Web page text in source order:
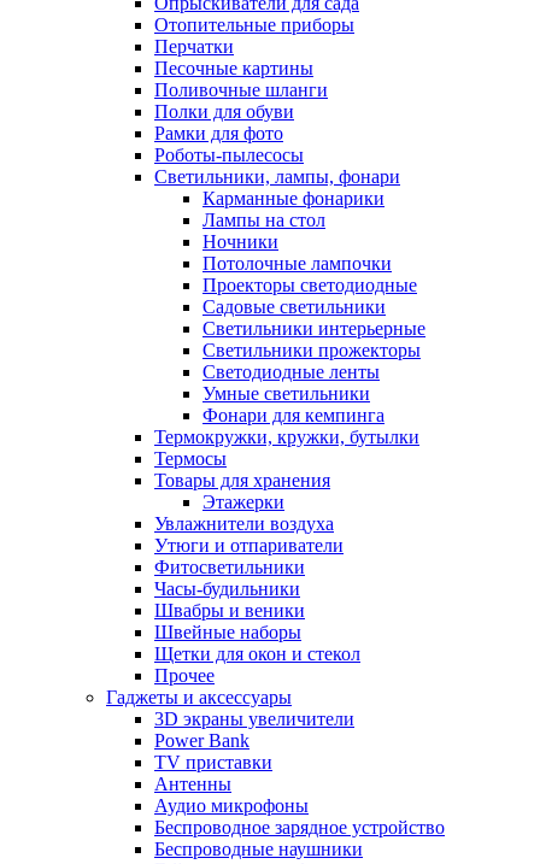
Отопительные приборы
Перчатки
Песочные картины
Поливочные шланги
Полки для обуви
Рамки для фото
Роботы-пылесосы
Светильники, лампы, фонари
Карманные фонарики
Лампы на стол
Ночники
Потолочные лампочки
Проекторы светодиодные
Садовые светильники
Светильники интерьерные
Светильники прожекторы
Светодиодные ленты
Умные светильники
Фонари для кемпинга
Термокружки, кружки, бутылки
Термосы
Товары для хранения
Этажерки
Увлажнители воздуха
Утюги и отпариватели
Фитосветильники
Часы-будильники
Швабры и веники
Швейные наборы
Щетки для окон и стекол
Прочее
Гаджеты и аксессуары
3D экраны увеличители
Power Bank
TV приставки
Антенны
Аудио микрофоны
Беспроводное зарядное устройство
Беспроводные наушники